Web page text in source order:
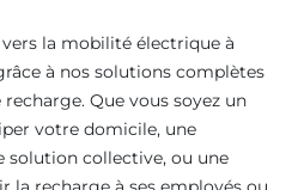
la mobilité électrique à
à nos solutions complètes
Que vous soyez un
votre domicile, une
solution collective, ou une